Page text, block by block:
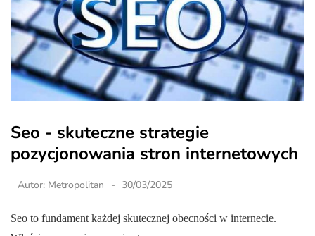
Seo - skuteczne strategie
pozycjonowania stron internetowych
Autor: Metropolitan 30/03/2025
Seo to fundament każdej skutecznej obecności w internecie.